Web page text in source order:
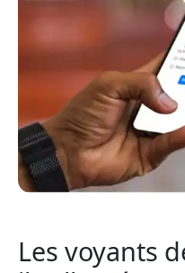
Les voyants